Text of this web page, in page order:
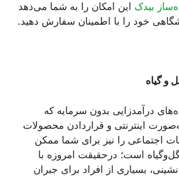
بیدک این امکان را به شما می‌دهد
خود را با اطمینان سفارش دهید.
و گیاه
درآمدزایی بدون سرمایه که
اینترنتی و قراردادن محصولات
اجتماعی را نیز برای شما ممکن
است؛ درحقیقت امروزه با
بسیاری از افراد برای جبران